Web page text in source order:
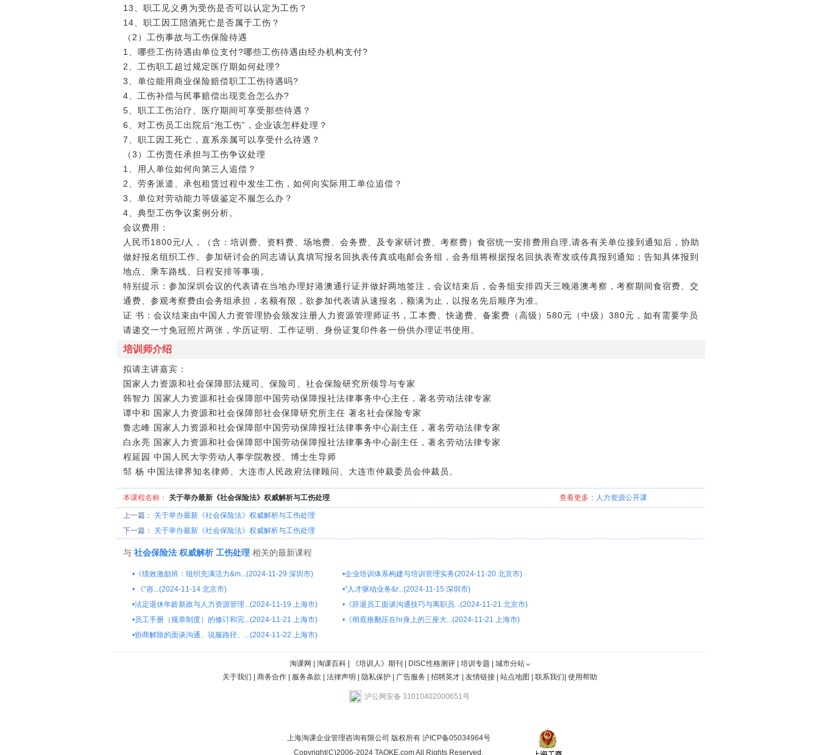
13、职工见义勇为受伤是否可以认定为工伤？
14、职工因工陪酒死亡是否属于工伤？
（2）工伤事故与工伤保险待遇
1、哪些工伤待遇由单位支付?哪些工伤待遇由经办机构支付?
2、工伤职工超过规定医疗期如何处理?
3、单位能用商业保险赔偿职工工伤待遇吗?
4、工伤补偿与民事赔偿出现竞合怎么办?
5、职工工伤治疗、医疗期间可享受那些待遇？
6、对工伤员工出院后“泡工伤”，企业该怎样处理？
7、职工因工死亡，直系亲属可以享受什么待遇？
（3）工伤责任承担与工伤争议处理
1、用人单位如何向第三人追偿？
2、劳务派遣、承包租赁过程中发生工伤，如何向实际用工单位追偿？
3、单位对劳动能力等级鉴定不服怎么办？
4、典型工伤争议案例分析。
会议费用：
人民币1800元/人，（含：培训费、资料费、场地费、会务费、及专家研讨费、考察费）食宿统一安排费用自理,请各有关单位接到通知后，协助
做好报名组织工作。参加研讨会的同志请认真填写报名回执表传真或电邮会务组，会务组将根据报名回执表寄发或传真报到通知；告知具体报到
地点、乘车路线、日程安排等事项。
特别提示：参加深圳会议的代表请在当地办理好港澳通行证并做好两地签注，会议结束后，会务组安排四天三晚港澳考察，考察期间食宿费、交
通费、参观考察费由会务组承担，名额有限，欲参加代表请从速报名，额满为止，以报名先后顺序为准。
证 书：会议结束由中国人力资管理协会颁发注册人力资源管理师证书，工本费、快递费、备案费（高级）580元（中级）380元，如有需要学员
请递交一寸免冠照片两张，学历证明、工作证明、身份证复印件各一份供办理证书使用。
培训师介绍
拟请主讲嘉宾：
国家人力资源和社会保障部法规司、保险司、社会保险研究所领导与专家
韩智力 国家人力资源和社会保障部中国劳动保障报社法律事务中心主任，著名劳动法律专家
谭中和 国家人力资源和社会保障部社会保障研究所主任 著名社会保险专家
鲁志峰 国家人力资源和社会保障部中国劳动保障报社法律事务中心副主任，著名劳动法律专家
白永亮 国家人力资源和社会保障部中国劳动保障报社法律事务中心副主任，著名劳动法律专家
程延园 中国人民大学劳动人事学院教授、博士生导师
邹 杨 中国法律界知名律师、大连市人民政府法律顾问、大连市仲裁委员会仲裁员。
本课程名称： 关于举办最新《社会保险法》权威解析与工伤处理 查看更多： 人力资源公开课
上一篇： 关于举办最新《社会保险法》权威解析与工伤处理
下一篇： 关于举办最新《社会保险法》权威解析与工伤处理
与 社会保险法 权威解析 工伤处理 相关的最新课程
• 《绩效激励班：组织充满活力&m...(2024-11-29 深圳市) •企业培训体系构建与培训管理实务(2024-11-20 北京市)
• 《“咨...(2024-11-14 北京市) •“人才驱动业务&r...(2024-11-15 深圳市)
•法定退休年龄新政与人力资源管理...(2024-11-19 上海市) • 《辞退员工面谈沟通技巧与离职员...(2024-11-21 北京市)
•员工手册（规章制度）的修订和完...(2024-11-21 上海市) • 《彻底推翻压在hr身上的三座大...(2024-11-21 上海市)
•协商解除的面谈沟通、说服路径、...(2024-11-22 上海市)
淘课网 淘课百科| 《培训人》期刊 DISC性格测评| 培训专题
城市分站
关于我们
商务合作| 服务条款 法律声明 隐私保护 广告服务 招聘英才| 友情链接| 站点地图 联系我们 使用帮助
沪公网安备 31010402000651号
上海淘课企业管理咨询有限公司 版权所有沪ICP备05034964号
Copyright(C)2006-2024 TAOKE.com All Rights Reserved.